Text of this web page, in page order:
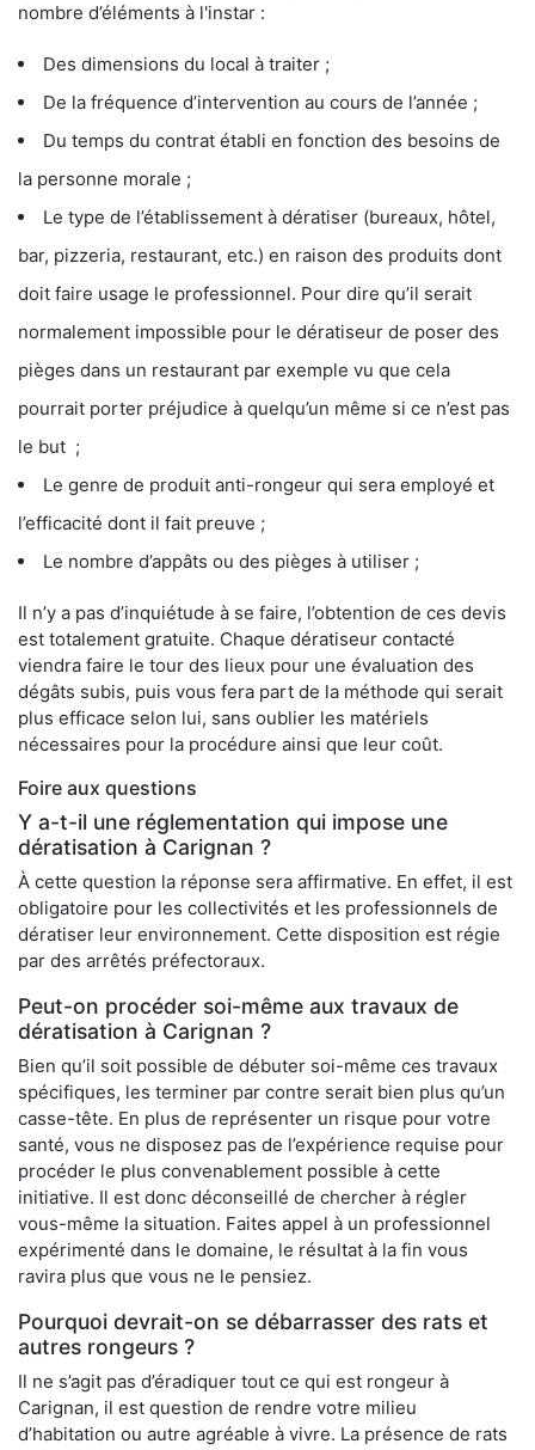
nombre d’éléments à l'instar :
Des dimensions du local à traiter ;
De la fréquence d’intervention au cours de l’année ;
Du temps du contrat établi en fonction des besoins de
la personne morale ;
Le type de l’établissement à dératiser (bureaux, hôtel,
bar, pizzeria, restaurant, etc.) en raison des produits dont
doit faire usage le professionnel. Pour dire qu’il serait
normalement impossible pour le dératiseur de poser des
pièges dans un restaurant par exemple vu que cela
pourrait porter préjudice à quelqu’un même si ce n’est pas
le but ;
Le genre de produit anti-rongeur qui sera employé et
l’efficacité dont il fait preuve ;
Le nombre d’appâts ou des pièges à utiliser ;
Il n’y a pas d’inquiétude à se faire, l’obtention de ces devis
est totalement gratuite. Chaque dératiseur contacté
viendra faire le tour des lieux pour une évaluation des
dégâts subis, puis vous fera part de la méthode qui serait
plus efficace selon lui, sans oublier les matériels
nécessaires pour la procédure ainsi que leur coût.
Foire aux questions
Y a-t-il une réglementation qui impose une
dératisation à Carignan ?
À cette question la réponse sera affirmative. En effet, il est
obligatoire pour les collectivités et les professionnels de
dératiser leur environnement. Cette disposition est régie
par des arrêtés préfectoraux.
Peut-on procéder soi-même aux travaux de
dératisation à Carignan ?
Bien qu’il soit possible de débuter soi-même ces travaux
spécifiques, les terminer par contre serait bien plus qu’un
casse-tête. En plus de représenter un risque pour votre
santé, vous ne disposez pas de l’expérience requise pour
procéder le plus convenablement possible à cette
initiative. Il est donc déconseillé de chercher à régler
vous-même la situation. Faites appel à un professionnel
expérimenté dans le domaine, le résultat à la fin vous
ravira plus que vous ne le pensiez.
Pourquoi devrait-on se débarrasser des rats et
autres rongeurs ?
Il ne s’agit pas d’éradiquer tout ce qui est rongeur à
Carignan, il est question de rendre votre milieu
d’habitation ou autre agréable à vivre. La présence de rats